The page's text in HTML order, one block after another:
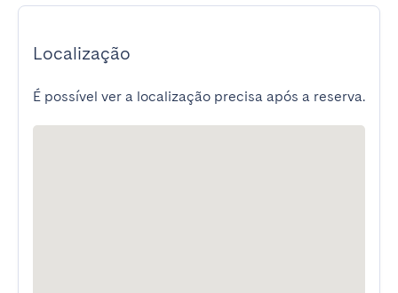
Localização
É possível ver a localização precisa após a reserva.